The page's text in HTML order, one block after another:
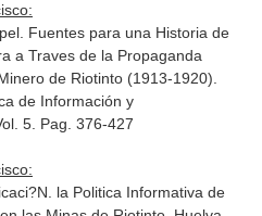
Fuentes para una Historia de
a Traves de la Propaganda
de Riotinto (1913-1920).
de Información y
5. Pag. 376-427
la Politica Informativa de